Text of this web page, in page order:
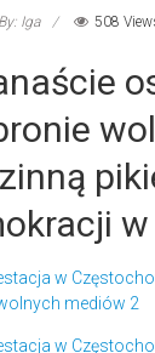
Iga 508